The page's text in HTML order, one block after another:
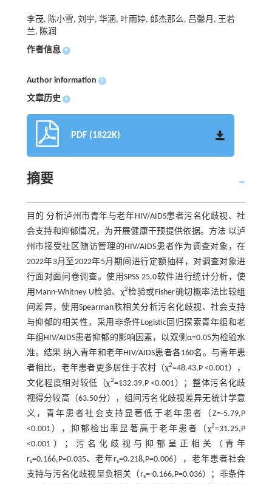
李茂, 陈小雪, 刘宇, 华涵, 叶雨婷, 郎杰那么, 吕馨月, 王若
兰, 陈润
作者信息 +
Author information +
文章历史 +
PDF (1822K)
摘要
目的 分析泸州市青年与老年HIV/AIDS患者污名化歧视、社
会支持和抑郁情况，为开展健康干预提供依据。方法 以泸
州市接受社区随访管理的HIV/AIDS患者作为调查对象，在
2022年3月至2022年5月期间进行定额抽样，对调查对象进
行面对面问卷调查。使用SPSS 25.0软件进行统计分析，使
用Mann-Whitney U检验、χ2检验或Fisher确切概率法比较组
间差异，使用Spearman秩相关分析污名化歧视、社会支持
与抑郁的相关性，采用非条件Logistic回归探索青年组和老
年组HIV/AIDS患者抑郁的影响因素，以双侧α=0.05为检验水
准。结果 纳入青年和老年HIV/AIDS患者各160名。与青年患
者相比，老年患者更多居住于农村（χ2=48.43,P <0.001），
文化程度相对较低（χ2=132.39,P <0.001）；整体污名化歧
视得分较高（63.50分），组间污名化歧视差异无统计学意
义，青年患者社会支持显著低于老年患者（Z=-5.79,P
<0.001），抑郁检出率显著高于老年患者（χ2=31.25,P
<0.001）；污名化歧视与抑郁呈正相关（青年
rs=0.166,P=0.035、老年rs=0.218,P=0.006），老年患者社会
支持与污名化歧视呈负相关（rs=-0.166,P=0.036）；非条件